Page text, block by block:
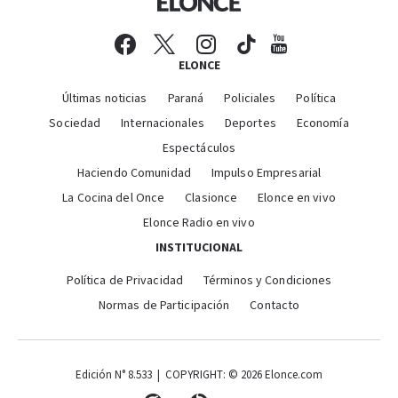
ELONCE
Últimas noticias Paraná Policiales
Política
Sociedad
Internacionales Deportes
Economía
Espectáculos
Haciendo Comunidad
Impulso Empresarial
La Cocina del Once
Clasionce
Elonce en vivo
Elonce Radio en vivo
INSTITUCIONAL
Política de Privacidad
Términos y Condiciones
Normas de Participación
Contacto
Edición N° 8.533 | COPYRIGHT: © 2026 Elonce.com